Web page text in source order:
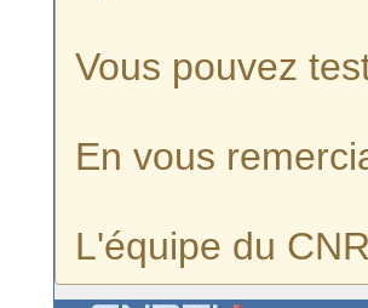
Vous pouvez
En vous
L'équipe du